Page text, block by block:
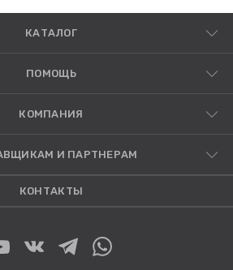
КАТАЛОГ
ПОМОЩЬ
КОМПАНИЯ
И ПАРТНЕРАМ
КОНТАКТЫ